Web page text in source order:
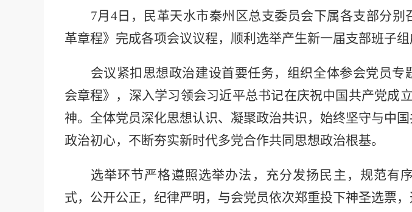
7月4日，民革天水市秦州区总支委员会下属各支部分别
革章程》 完成各项会议议程，顺利选举产生新一届支部班子
会议 紧扣思想政治建设首要任务，组织全体参会党员专
会章程》，深入学习领会习近平总书记在庆祝中国共产党成立
神。全体党员深化思想认识、凝聚政治共识，始终坚守与中
政治初心，不断夯实新时代多党合作共同思想政治根基。
选举环节严格遵照选举办法 ，充分发扬民主，规范有
式， 公开公正，纪律严明 ， 与会党员依次郑重投下神圣选票